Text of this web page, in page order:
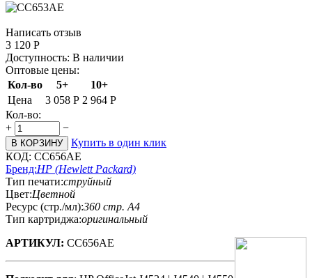
Написать отзыв
3 120 Р
Доступность: В наличии
Оптовые цены:
Кол-во
5+
10+
Цена
3 058 Р 2 964 Р
Кол-во:
+
−
В КОРЗИНУ
Купить в один клик
КОД: CC656AE
Бренд:HP (Hewlett Packard)
Тип печати:струйный
Цвет:Цветной
Ресурс (стр./мл):360 стр. А4
Тип картриджа:оригинальный
АРТИКУЛ: СС656АЕ